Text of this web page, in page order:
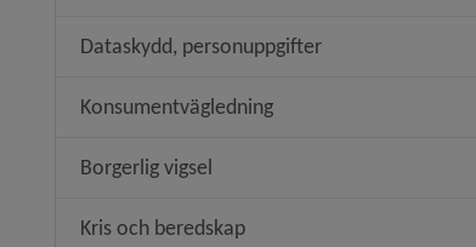
Dataskydd, personuppgifter
Konsumentvägledning
Borgerlig vigsel
Kris och beredskap